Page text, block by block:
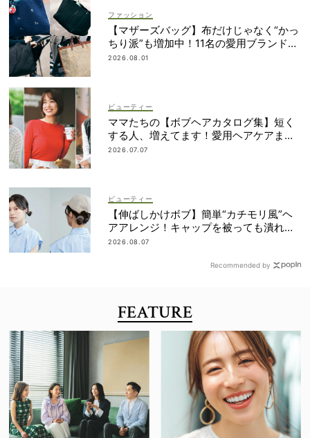
ファッション
【マザーズバッグ】布だけじゃなく“かっ
ちり派”も増加中！11名の愛用ブランド
は？
2026.08.01
ビューティー
ママたちの【ボブヘアカタログ集】短く
する人、増えてます！愛用ヘアケアまで
全部見せ
2026.07.07
ビューティー
【伸ばしかけボブ】簡単“カチモリ風”ヘ
アアレンジ！キャップを被っても潰れな
い
2026.08.07
Recommended by
FEATURE